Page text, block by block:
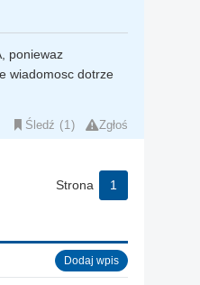
poniewaz
wiadomosc dotrze
Śledź 1 Zgłoś
Strona 1
Dodaj wpis